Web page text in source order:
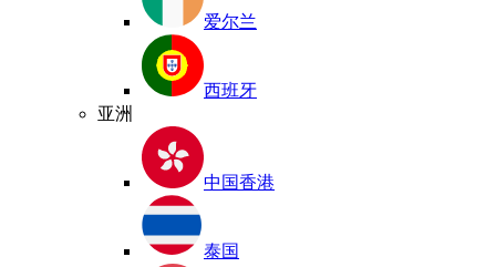
爱尔兰
西班牙
亚洲
中国香港
泰国